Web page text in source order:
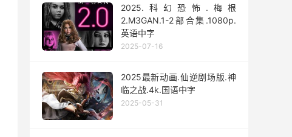
2025.科幻恐怖.梅根
2.M3GAN.1-2部合集.1080p.
英语中字
2025-07-16
2025最新动画.仙逆剧场版.神
临之战.4k.国语中字
2025-05-31